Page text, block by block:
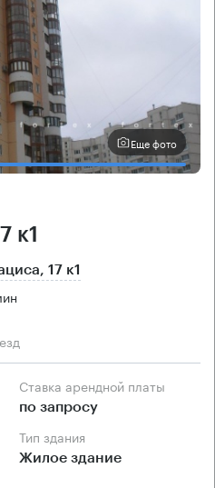
Еще фото
к1
17 к1
Ставка арендной платы
по запросу
Тип здания
Жилое здание